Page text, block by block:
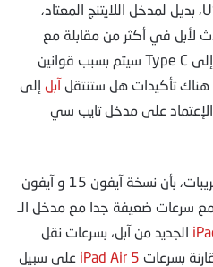
الإنتقال إلى مدخل USB Type C، بديل لمدخل اللايتنج المعتاد،
لأبل في أكثر من مقابلة مع
صحف مختلفة، أن قرار الانتقال إلى Type C سيتم بسبب قوانين
هناك تأكيدات هل ستنتقل آبل إلى
على مدخل تايب سي
بالرغم من ذلك تنتشر بعض التسريبات، بأن نسخة آيفون 15 و آيفون
مع سرعات ضعيفة جدا مع مدخل الـ
الجديد من آبل، بسرعات نقل
بسرعات iPad Air 5 على سبيل